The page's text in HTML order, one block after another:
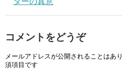
コメントをどうぞ
メールアドレスが公開されることはあり
須項目です